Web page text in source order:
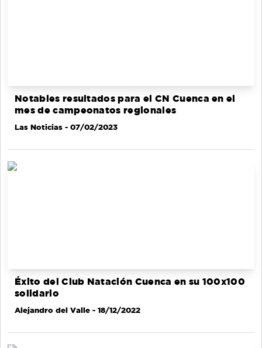
Notables resultados para el CN Cuenca en el
mes de campeonatos regionales
Las Noticias - 07/02/2023
Éxito del Club Natación Cuenca en su 100x100
solidario
Alejandro del Valle - 18/12/2022